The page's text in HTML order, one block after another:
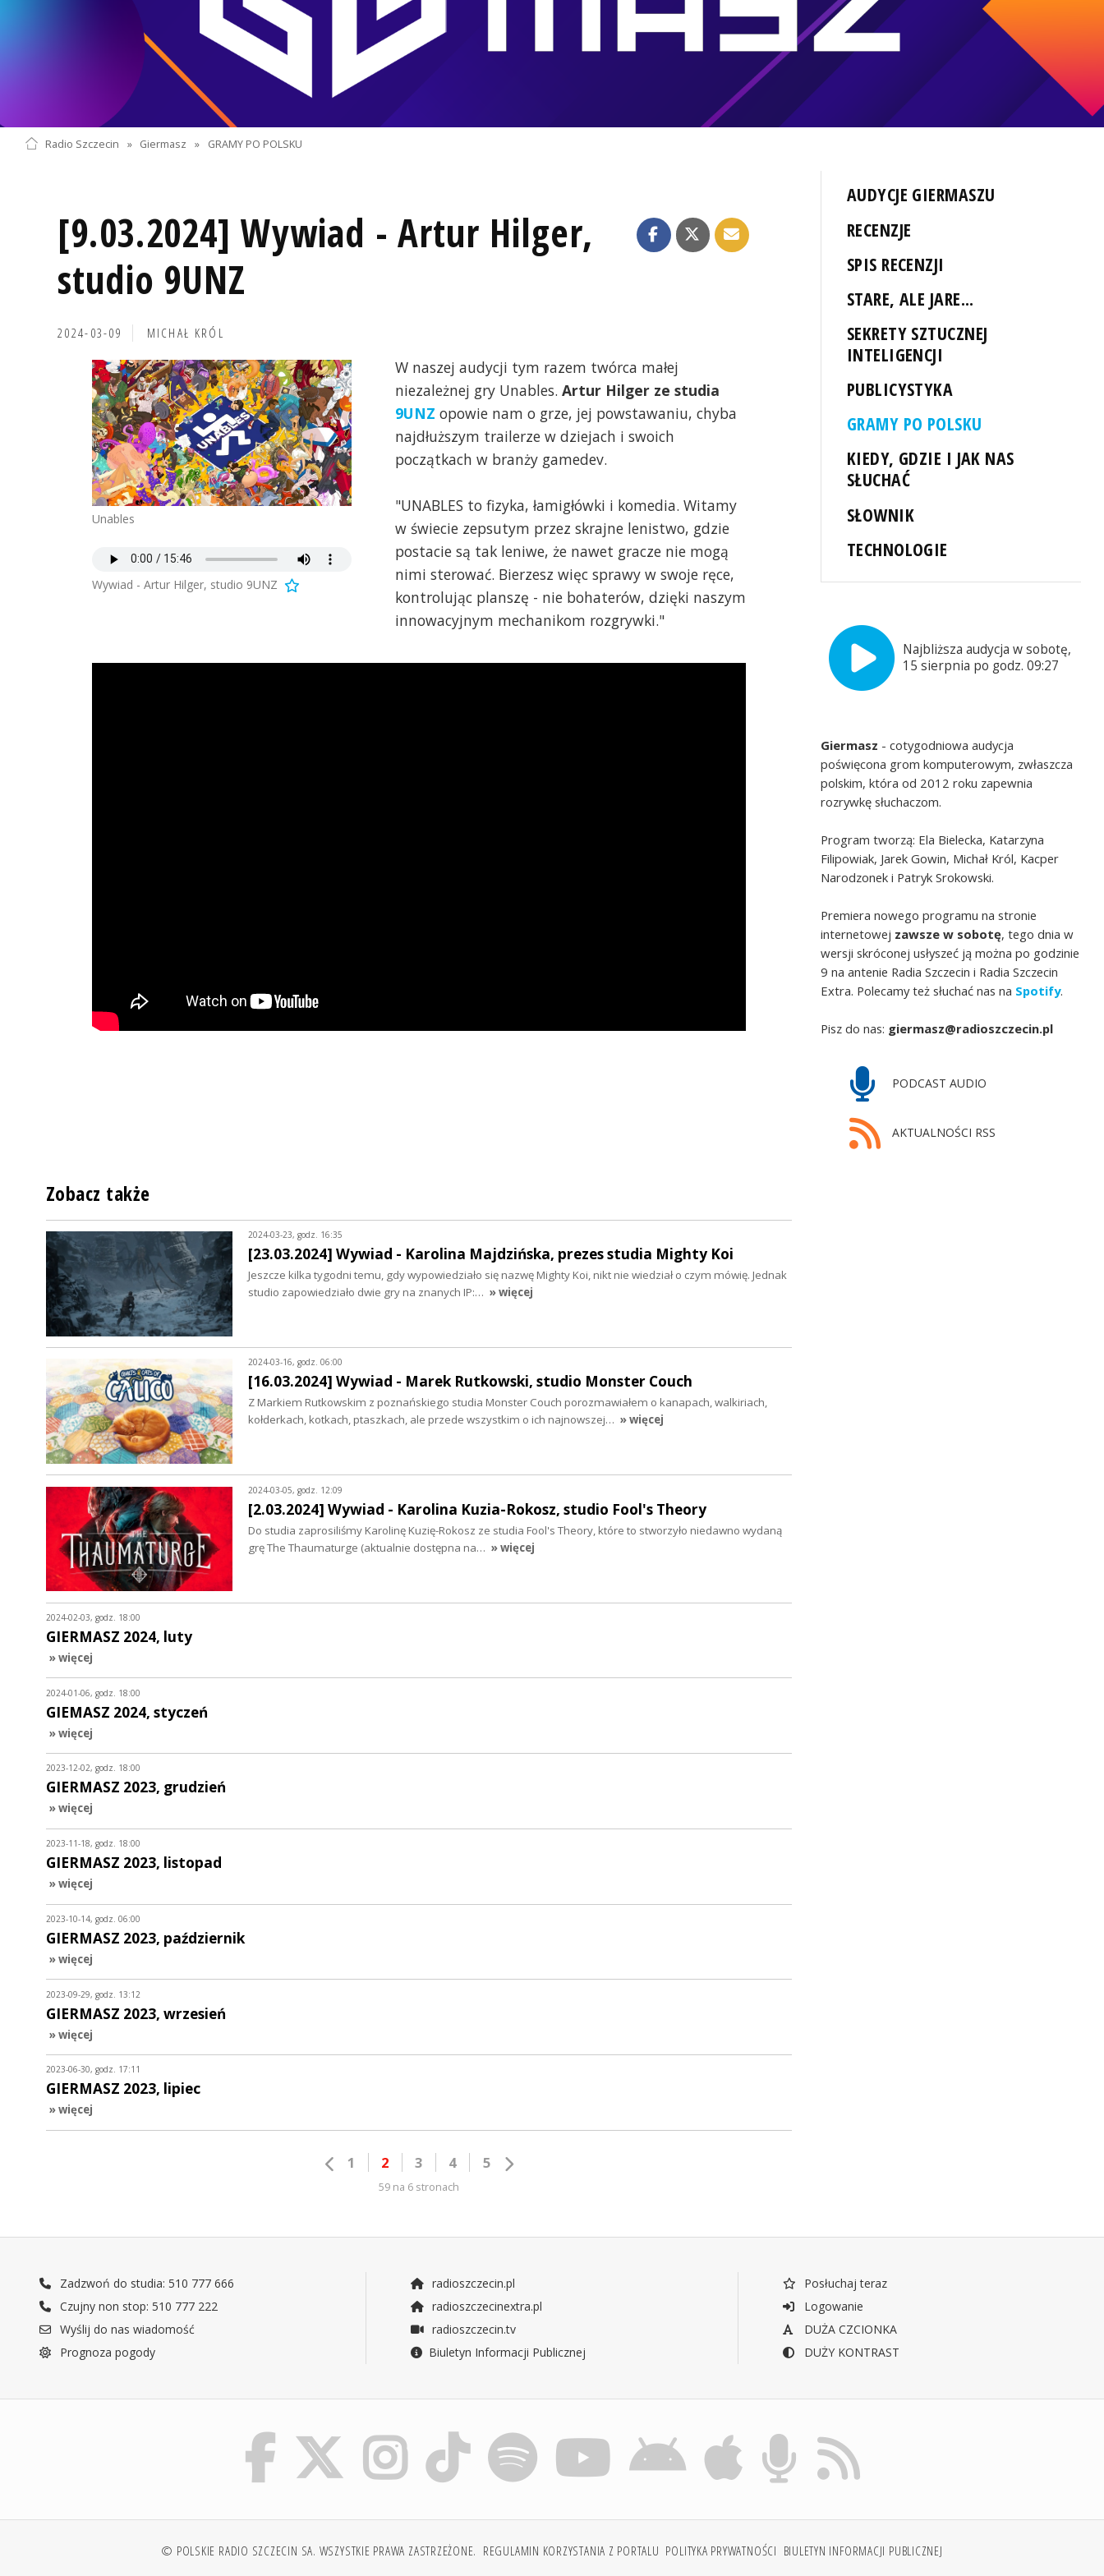
Radio Szczecin » Giermasz » GRAMY PO POLSKU
[9.03.2024] Wywiad - Artur Hilger,
studio 9UNZ
2024-03-09 MICHAŁ KRÓL
Unables
Wywiad - Artur Hilger, studio 9UNZ
W naszej audycji tym razem twórca małej
niezależnej gry Unables. Artur Hilger ze studia
9UNZ opowie nam o grze, jej powstawaniu, chyba
najdłuższym trailerze w dziejach i swoich
początkach w branży gamedev.
"UNABLES to fizyka, łamigłówki i komedia. Witamy
w świecie zepsutym przez skrajne lenistwo, gdzie
postacie są tak leniwe, że nawet gracze nie mogą
nimi sterować. Bierzesz więc sprawy w swoje ręce,
kontrolując planszę - nie bohaterów, dzięki naszym
innowacyjnym mechanikom rozgrywki."
AUDYCJE GIERMASZU
RECENZJE
SPIS RECENZJI
STARE, ALE JARE...
SEKRETY SZTUCZNEJ
INTELIGENCJI
PUBLICYSTYKA
GRAMY PO POLSKU
KIEDY, GDZIE I JAK NAS
SŁUCHAĆ
SŁOWNIK
TECHNOLOGIE
Najbliższa audycja w sobotę,
15 sierpnia po godz. 09:27
Giermasz - cotygodniowa audycja
poświęcona grom komputerowym, zwłaszcza
polskim, która od 2012 roku zapewnia
rozrywkę słuchaczom.
Program tworzą: Ela Bielecka, Katarzyna
Filipowiak, Jarek Gowin, Michał Król, Kacper
Narodzonek i Patryk Srokowski.
Premiera nowego programu na stronie
internetowej zawsze w sobotę, tego dnia w
wersji skróconej usłyszeć ją można po godzinie
9 na antenie Radia Szczecin i Radia Szczecin
Extra. Polecamy też słuchać nas na Spotify.
Pisz do nas: giermasz@radioszczecin.pl
PODCAST AUDIO
AKTUALNOŚCI RSS
Zobacz także
2024-03-23, godz. 16:35
[23.03.2024] Wywiad - Karolina Majdzińska, prezes studia Mighty Koi
Jeszcze kilka tygodni temu, gdy wypowiedziało się nazwę Mighty Koi, nikt nie wiedział o czym mówię. Jednak
studio zapowiedziało dwie gry na znanych IP:… » więcej
2024-03-16, godz. 06:00
[16.03.2024] Wywiad - Marek Rutkowski, studio Monster Couch
Z Markiem Rutkowskim z poznańskiego studia Monster Couch porozmawiałem o kanapach, walkiriach,
kołderkach, kotkach, ptaszkach, ale przede wszystkim o ich najnowszej… » więcej
2024-03-05, godz. 12:09
[2.03.2024] Wywiad - Karolina Kuzia-Rokosz, studio Fool's Theory
Do studia zaprosiliśmy Karolinę Kuzię-Rokosz ze studia Fool's Theory, które to stworzyło niedawno wydaną
grę The Thaumaturge (aktualnie dostępna na… » więcej
2024-02-03, godz. 18:00
GIERMASZ 2024, luty
» więcej
2024-01-06, godz. 18:00
GIEMASZ 2024, styczeń
» więcej
2023-12-02, godz. 18:00
GIERMASZ 2023, grudzień
» więcej
2023-11-18, godz. 18:00
GIERMASZ 2023, listopad
» więcej
2023-10-14, godz. 06:00
GIERMASZ 2023, październik
» więcej
2023-09-29, godz. 13:12
GIERMASZ 2023, wrzesień
» więcej
2023-06-30, godz. 17:11
GIERMASZ 2023, lipiec
» więcej
1 2 3 4 5
59 na 6 stronach
Zadzwoń do studia: 510 777 666
Czujny non stop: 510 777 222
Wyślij do nas wiadomość
Prognoza pogody
radioszczecin.pl
radioszczecinextra.pl
radioszczecin.tv
Biuletyn Informacji Publicznej
Posłuchaj teraz
Logowanie
DUŻA CZCIONKA
DUŻY KONTRAST
© POLSKIE RADIO SZCZECIN SA. WSZYSTKIE PRAWA ZASTRZEŻONE. REGULAMIN KORZYSTANIA Z PORTALU POLITYKA PRYWATNOŚCI BIULETYN INFORMACJI PUBLICZNEJ